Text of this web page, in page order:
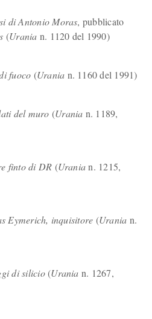
di Antonio Moras, pubblicato
(Urania n. 1120 del 1990)
fuoco (Urania n. 1160 del 1991)
del muro (Urania n. 1189,
finto di DR (Uranian. 1215,
Eymerich, inquisitore (Urania n.
di silicio(Urania n. 1267,